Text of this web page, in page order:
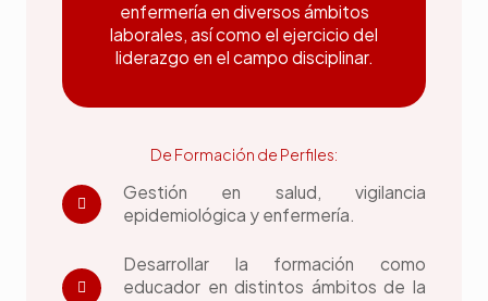
enfermería en diversos ámbitos
laborales, así como el ejercicio del
liderazgo en el campo disciplinar.
De Formación de Perfiles:
Gestión en salud, vigilancia
epidemiológica y enfermería.
Desarrollar la formación como
educador en distintos ámbitos de la